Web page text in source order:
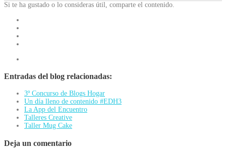
Si te ha gustado o lo consideras útil, comparte el contenido.
Entradas del blog relacionadas:
3º Concurso de Blogs Hogar
Un día lleno de contenido #EDH3
La App del Encuentro
Talleres Creative
Taller Mug Cake
Deja un comentario